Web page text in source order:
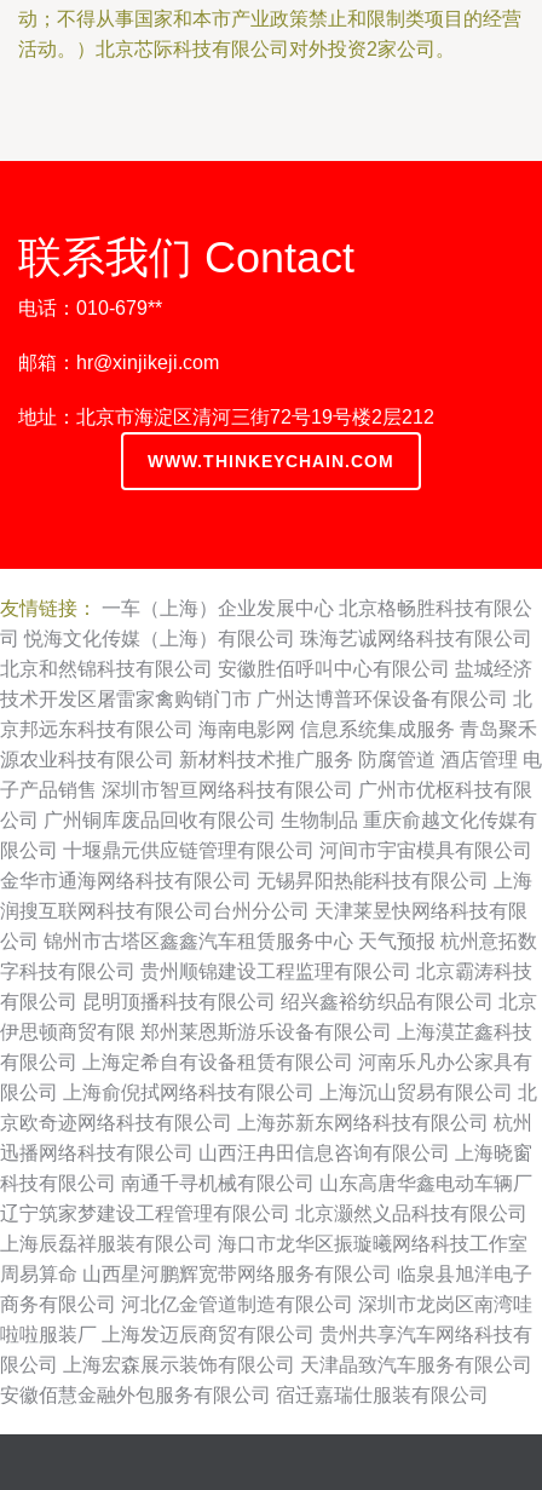
动；不得从事国家和本市产业政策禁止和限制类项目的经营
活动。）北京芯际科技有限公司对外投资2家公司。
联系我们 Contact
电话：010-679**
邮箱： hr@xinjikeji.com
地址：北京市海淀区清河三街72号19号楼2层212
WWW.THINKEYCHAIN.COM
友情链接： 一车（上海）企业发展中心 北京格畅胜科技有限公
司 悦海文化传媒（上海）有限公司 珠海艺诚网络科技有限公司
北京和然锦科技有限公司 安徽胜佰呼叫中心有限公司 盐城经济
技术开发区屠雷家禽购销门市 广州达博普环保设备有限公司 北
京邦远东科技有限公司 海南电影网 信息系统集成服务 青岛聚禾
源农业科技有限公司 新材料技术推广服务 防腐管道 酒店管理 电
子产品销售 深圳市智亘网络科技有限公司 广州市优枢科技有限
公司 广州铜库废品回收有限公司 生物制品 重庆俞越文化传媒有
限公司 十堰鼎元供应链管理有限公司 河间市宇宙模具有限公司
金华市通海网络科技有限公司 无锡昇阳热能科技有限公司
上海
润搜互联网科技有限公司台州分公司 天津莱昱快网络科技有限
公司 锦州市古塔区鑫鑫汽车租赁服务中心 天气预报 杭州意拓数
字科技有限公司 贵州顺锦建设工程监理有限公司 北京霸涛科技
有限公司 昆明顶播科技有限公司 绍兴鑫裕纺织品有限公司 北京
伊思顿商贸有限 郑州莱恩斯游乐设备有限公司
上海漠芷鑫科技
有限公司
上海定希自有设备租赁有限公司 河南乐凡办公家具有
限公司
上海俞倪拭网络科技有限公司 上海沉山贸易有限公司 北
京欧奇迹网络科技有限公司
上海苏新东网络科技有限公司 杭州
迅播网络科技有限公司 山西汪冉田信息咨询有限公司
上海晓窗
科技有限公司 南通千寻机械有限公司 山东高唐华鑫电动车辆厂
辽宁筑家梦建设工程管理有限公司 北京灏然义品科技有限公司
上海辰磊祥服装有限公司 海口市龙华区振璇曦网络科技工作室
周易算命 山西星河鹏辉宽带网络服务有限公司 临泉县旭洋电子
商务有限公司 河北亿金管道制造有限公司 深圳市龙岗区南湾哇
啦啦服装厂
上海发迈辰商贸有限公司 贵州共享汽车网络科技有
限公司
上海宏森展示装饰有限公司 天津晶致汽车服务有限公司
安徽佰慧金融外包服务有限公司 宿迁嘉瑞仕服装有限公司